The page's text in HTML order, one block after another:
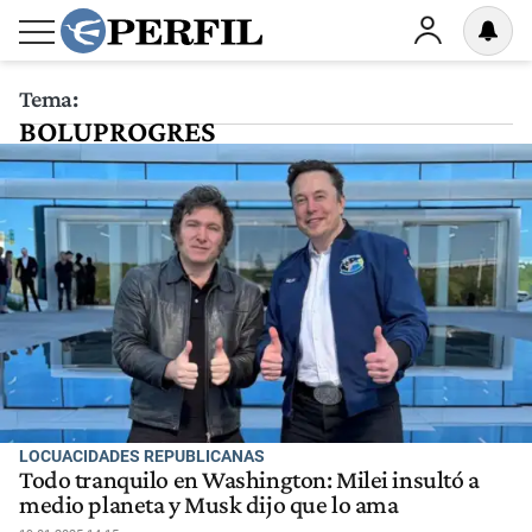
Tema:
BOLUPROGRES
LOCUACIDADES REPUBLICANAS
Todo tranquilo en Washington: Milei insultó a
medio planeta y Musk dijo que lo ama